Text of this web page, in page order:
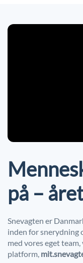
på –
Snevagten er
inden for snerydning
med vores eget
platform,